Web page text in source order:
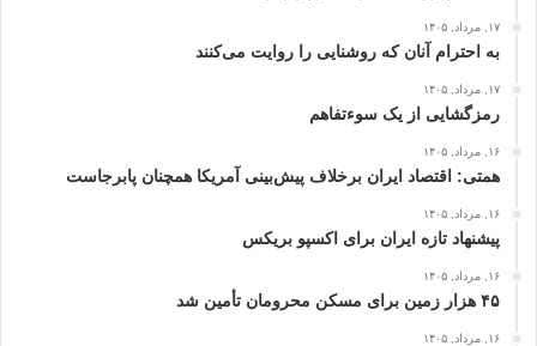
۱۷, مرداد, ۱۴۰۵
به احترام آنان که روشنایی را روایت می‌کنند
۱۷, مرداد, ۱۴۰۵
رمزگشایی از یک سوءتفاهم
۱۶, مرداد, ۱۴۰۵
همتی: اقتصاد ایران برخلاف پیش‌بینی آمریکا همچنان پابرجاست
۱۶, مرداد, ۱۴۰۵
پیشنهاد تازه ایران برای اکسپو بریکس
۱۶, مرداد, ۱۴۰۵
۴۵ هزار زمین برای مسکن محرومان تأمین شد
۱۶, مرداد, ۱۴۰۵